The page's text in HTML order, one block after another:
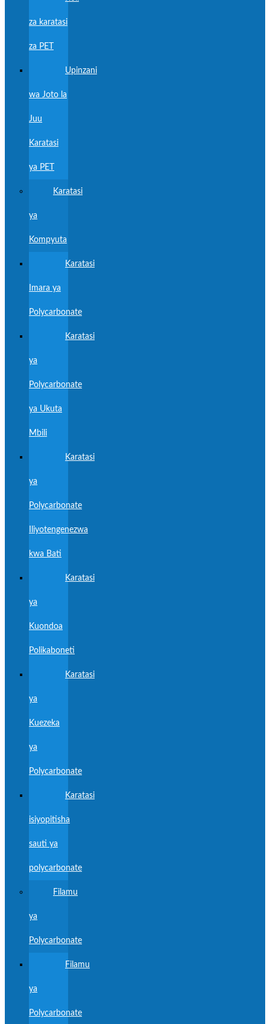
za karatasi
za PET
Upinzani
wa Joto la
Juu
Karatasi
ya PET
Karatasi
ya
Kompyuta
Karatasi
Imara ya
Polycarbonate
Karatasi
ya
Polycarbonate
ya Ukuta
Mbili
Karatasi
ya
Polycarbonate
Iliyotengenezwa
kwa Bati
Karatasi
ya
Kuondoa
Polikaboneti
Karatasi
ya
Kuezeka
ya
Polycarbonate
Karatasi
isiyopitisha
sauti ya
polycarbonate
Filamu
ya
Polycarbonate
Filamu
ya
Polycarbonate